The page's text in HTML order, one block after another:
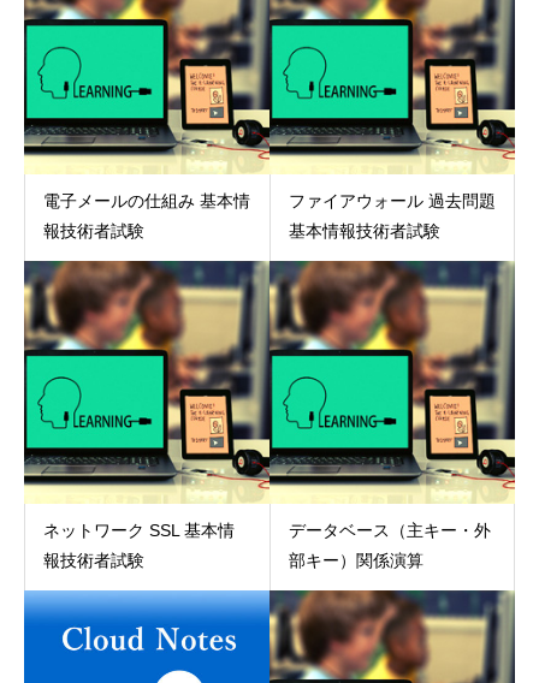
電子メールの仕組み 基本情
報技術者試験
ファイアウォール 過去問題
基本情報技術者試験
ネットワーク SSL 基本情
報技術者試験
データベース（主キー・外
部キー）関係演算